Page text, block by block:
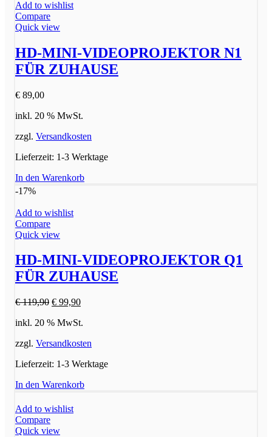
Add to wishlist
Compare
Quick view
HD-MINI-VIDEOPROJEKTOR N1
FÜR ZUHAUSE
€ 89,00
inkl. 20 % MwSt.
zzgl. Versandkosten
Lieferzeit: 1-3 Werktage
In den Warenkorb
-17%
Add to wishlist
Compare
Quick view
HD-MINI-VIDEOPROJEKTOR Q1
FÜR ZUHAUSE
€119,90 Ursprünglicher
war:
€ 99,90Aktueller
ist:
inkl. 20 % MwSt.
zzgl. Versandkosten
Lieferzeit: 1-3 Werktage
In den Warenkorb
Add to wishlist
Compare
Quick view